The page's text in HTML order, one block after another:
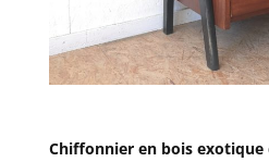
Chiffonnier en bois exotique